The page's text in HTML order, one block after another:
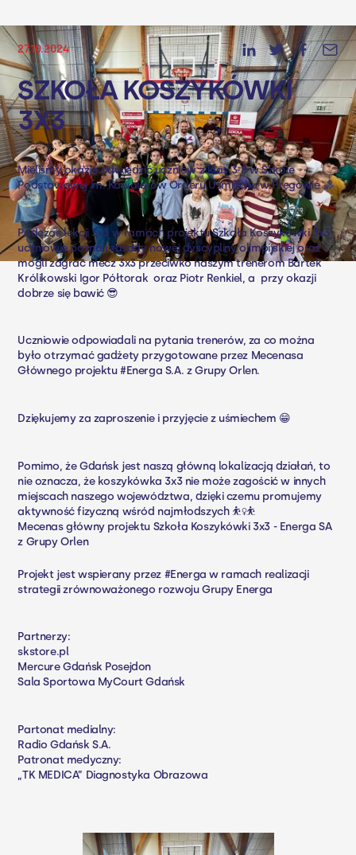
27.10.2024
SZKOŁA KOSZYKÓWKI
3X3
Mieliśmy okazję odwiedzić uczniów z klas 3-8 w Szkole
Podstawowej im. Kawalerów Orderu Uśmiechu w Pręgowie 🏀
Podczas lekcji 3x3 w ramach projektu Szkoła Koszykówki 3x3
uczniowie poznali zasady nowej dyscypliny olimpijskiej oraz
mogli zagrać mecz 3x3 przeciwko naszym trenerom Bartek
Królikowski Igor Półtorak oraz Piotr Renkiel, a przy okazji
dobrze się bawić 😎
Uczniowie odpowiadali na pytania trenerów, za co można
było otrzymać gadżety przygotowane przez Mecenasa
Głównego projektu #Energa S.A. z Grupy Orlen.
Dziękujemy za zaproszenie i przyjęcie z uśmiechem 😁
Pomimo, że Gdańsk jest naszą główną lokalizacją działań, to
nie oznacza, że koszykówka 3x3 nie może zagościć w innych
miejscach naszego województwa, dzięki czemu promujemy
aktywność fizyczną wśród najmłodszych ⛹️‍♀️⛹️
Mecenas główny projektu Szkoła Koszykówki 3x3 - Energa SA
z Grupy Orlen
Projekt jest wspierany przez #Energa w ramach realizacji
strategii zrównoważonego rozwoju Grupy Energa
Partnerzy:
skstore.pl
Mercure Gdańsk Posejdon
Sala Sportowa MyCourt Gdańsk
Partonat medialny:
Radio Gdańsk S.A.
Patronat medyczny:
„TK MEDICA” Diagnostyka Obrazowa